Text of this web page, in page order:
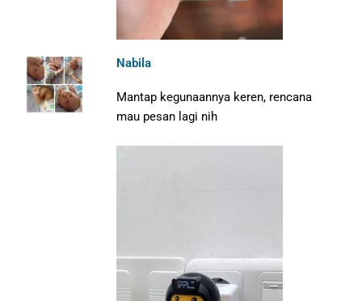
Nabila
Mantap kegunaannya keren, rencana
mau pesan lagi nih